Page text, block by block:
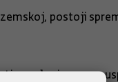
postoji
o razlozima za